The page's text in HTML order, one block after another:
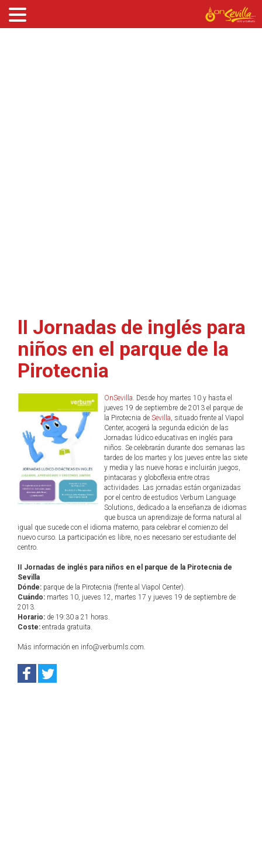
II Jornadas de inglés para
niños en el parque de la
Pirotecnia
OnSevilla. Desde hoy martes 10 y hasta el
jueves 19 de septiembre de 2013 el parque de
la Pirotecnia de Sevilla, situado frente al Viapol
Center, acogerá la segunda edición de las
Jornadas lúdico educativas en inglés para
niños. Se celebrarán durante dos semanas las
tardes de los martes y los jueves entre las siete
y media y las nueve horas e incluirán juegos,
pintacaras y globoflexia entre otras
actividades. Las jornadas están organizadas
por el centro de estudios Verbum Language
Solutions, dedicado a la enseñanza de idiomas
que busca un aprendizaje de forma natural al
igual que sucede con el idioma materno, para celebrar el comienzo del
nuevo curso. La participación es libre, no es necesario ser estudiante del
centro.
II Jornadas de inglés para niños en el parque de la Pirotecnia de
Sevilla
Dónde: parque de la Pirotecnia (frente al Viapol Center).
Cuándo: martes 10, jueves 12, martes 17 y jueves 19 de septiembre de
2013.
Horario: de 19:30 a 21 horas.
Coste: entrada gratuita.
Más información en info@verbumls.com.